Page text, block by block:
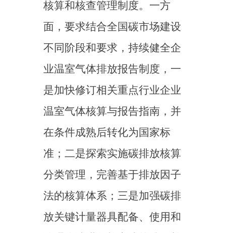
（三）构建完善技术服务
机构监管体系
技术服务机构作为向重点
排放单位或生态环境主管部门
提供碳排放报告咨询、核查、
检验检测等服务的专业技术提
供方，是碳排放数据质量管理
的关键一环。对此，《意见》
告核查服务、关键参数检验检
测服务的三类技术服务机构加